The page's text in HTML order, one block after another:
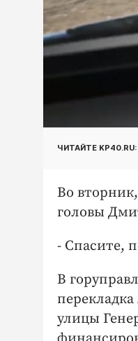
ЧИТАЙТЕ KP40.RU:
Во
головы
- Спасите,
В
улицы